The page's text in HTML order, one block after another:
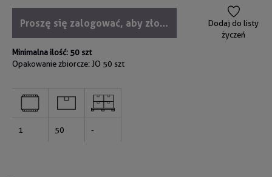
Proszę się zalogować, aby złożyć zamówienie
Dodaj do listy
życzeń
Minimalna ilość: 50 szt
Opakowanie zbiorcze: JO 50 szt
1 50 -